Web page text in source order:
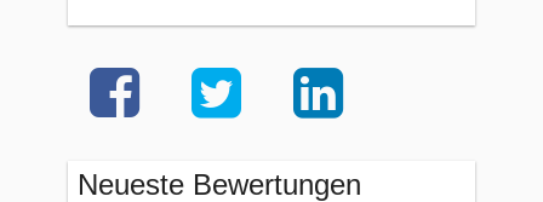
Neueste Bewertungen